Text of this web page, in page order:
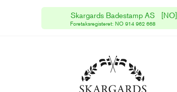
Fri frakt i Sør-Norge
I Nord-Norge tillkommer frakt
Skargards Badestamp AS [NO]
Foretaksregisteret: NO 914 962 668